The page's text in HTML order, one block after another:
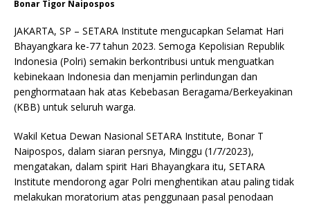
Bonar Tigor Naipospos
JAKARTA, SP – SETARA Institute mengucapkan Selamat Hari
Bhayangkara ke-77 tahun 2023. Semoga Kepolisian Republik
Indonesia (Polri) semakin berkontribusi untuk menguatkan
kebinekaan Indonesia dan menjamin perlindungan dan
penghormataan hak atas Kebebasan Beragama/Berkeyakinan
(KBB) untuk seluruh warga.
Wakil Ketua Dewan Nasional SETARA Institute, Bonar T
Naipospos, dalam siaran persnya, Minggu (1/7/2023),
mengatakan, dalam spirit Hari Bhayangkara itu, SETARA
Institute mendorong agar Polri menghentikan atau paling tidak
melakukan moratorium atas penggunaan pasal penodaan